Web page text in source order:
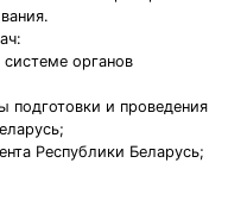
органов
подготовки и проведения
Республики Беларусь;